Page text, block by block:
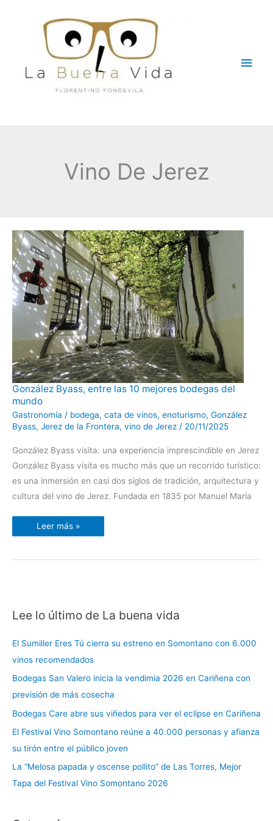
Vino De Jerez
González Byass, entre las 10 mejores bodegas del
mundo
Gastronomía / bodega, cata de vinos, enoturismo, González
Byass, Jerez de la Frontera, vino de Jerez / 20/11/2025
González Byass visita: una experiencia imprescindible en Jerez
González Byass visita es mucho más que un recorrido turístico:
es una inmersión en casi dos siglos de tradición, arquitectura y
cultura del vino de Jerez. Fundada en 1835 por Manuel María
González
Byass,
entre
10
mejores
bodegas
mundo
Leer más »
Lee lo último de La buena vida
El Sumiller Eres Tú cierra su estreno en Somontano con 6.000
vinos recomendados
Bodegas San Valero inicia la vendimia 2026 en Cariñena con
previsión de más cosecha
Bodegas Care abre sus viñedos para ver el eclipse en Cariñena
El Festival Vino Somontano reúne a 40.000 personas y afianza
su tirón entre el público joven
La “Melosa papada y oscense pollito” de Las Torres, Mejor
Tapa del Festival Vino Somontano 2026
C
t
e
g
o
r
í
a
s